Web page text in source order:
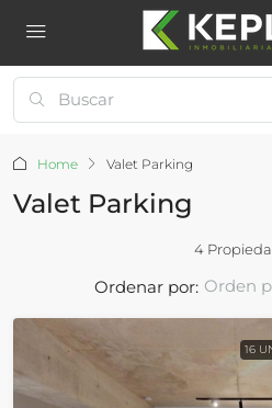
Home Valet Parking
Valet Parking
4
Ordenar por: Orden
16